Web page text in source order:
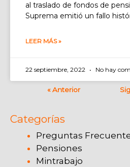
al traslado de fondos de
Suprema emitió un fallo
LEER MÁS »
22 septiembre, 2022 No hay
« Anterior
Categorías
Preguntas
Pensiones
Mintrabajo